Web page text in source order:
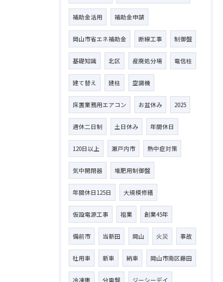
補助金活用 補助金申請
岡山市省エネ補助金 断線工事 制御盤
基礎知識 北区 産廃処分場 電信柱
建て替え 建柱 空調機
床置業務用エアコン お盆休み 2025
週休二日制 土日休み 年間休日
120日以上 瀬戸内市 熱中症対策
気中開閉器 堆肥用制御盤
年間休日125日 大規模修繕
仮設電源工事 祖業 創業45年
備前市 当新田 岡山 火災 事故
社用車 新車 納車 岡山市南区藤田
冷凍庫 分電盤 ジーシーデイ